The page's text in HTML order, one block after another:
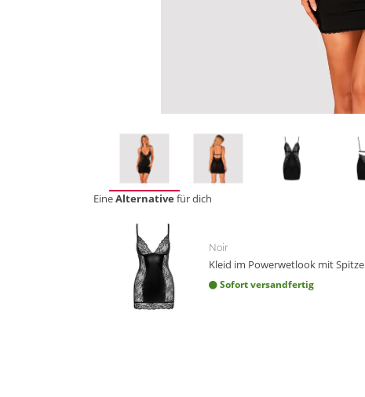
EineAlternative für dich
Noir
Kleid im Powerwetlook mit Spitze
Sofort versandfertig